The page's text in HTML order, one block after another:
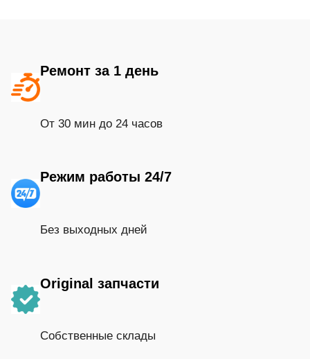
Ремонт за 1 день
От 30 мин до 24 часов
Режим работы 24/7
Без выходных дней
Original запчасти
Собственные склады